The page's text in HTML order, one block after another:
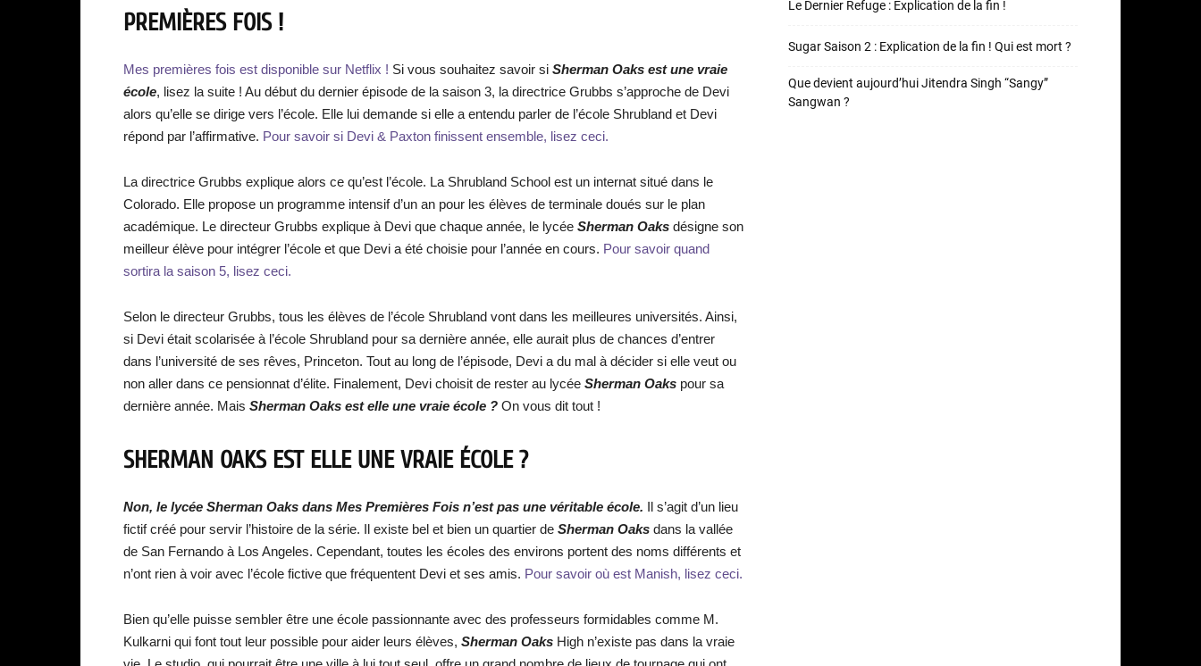
PREMIÈRES FOIS !
Mes premières fois est disponible sur Netflix ! Si vous souhaitez savoir si Sherman Oaks est une vraie
école, lisez la suite ! Au début du dernier épisode de la saison 3, la directrice Grubbs s’approche de Devi
alors qu’elle se dirige vers l’école. Elle lui demande si elle a entendu parler de l’école Shrubland et Devi
répond par l’affirmative. Pour savoir si Devi & Paxton finissent ensemble, lisez ceci.
La directrice Grubbs explique alors ce qu’est l’école. La Shrubland School est un internat situé dans le
Colorado. Elle propose un programme intensif d’un an pour les élèves de terminale doués sur le plan
académique. Le directeur Grubbs explique à Devi que chaque année, le lycée Sherman Oaks désigne son
meilleur élève pour intégrer l’école et que Devi a été choisie pour l’année en cours. Pour savoir quand
sortira la saison 5, lisez ceci.
Selon le directeur Grubbs, tous les élèves de l’école Shrubland vont dans les meilleures universités. Ainsi,
si Devi était scolarisée à l’école Shrubland pour sa dernière année, elle aurait plus de chances d’entrer
dans l’université de ses rêves, Princeton. Tout au long de l’épisode, Devi a du mal à décider si elle veut ou
non aller dans ce pensionnat d’élite. Finalement, Devi choisit de rester au lycée Sherman Oaks pour sa
dernière année. Mais Sherman Oaks est elle une vraie école ? On vous dit tout !
SHERMAN OAKS EST ELLE UNE VRAIE ÉCOLE ?
Non, le lycée Sherman Oaks dans Mes Premières Fois n’est pas une véritable école. Il s’agit d’un lieu
fictif créé pour servir l’histoire de la série. Il existe bel et bien un quartier de Sherman Oaks dans la vallée
de San Fernando à Los Angeles. Cependant, toutes les écoles des environs portent des noms différents et
n’ont rien à voir avec l’école fictive que fréquentent Devi et ses amis. Pour savoir où est Manish, lisez ceci.
Bien qu’elle puisse sembler être une école passionnante avec des professeurs formidables comme M.
Kulkarni qui font tout leur possible pour aider leurs élèves, Sherman Oaks High n’existe pas dans la vraie
Le Dernier Refuge : Explication de la fin !
Sugar Saison 2 : Explication de la fin ! Qui est mort ?
Que devient aujourd’hui Jitendra Singh “Sangy”
Sangwan ?